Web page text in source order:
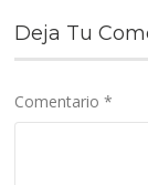
Deja Tu
Comentario*